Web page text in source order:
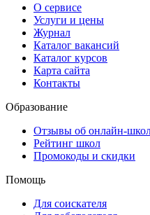
О сервисе
Услуги и цены
Журнал
Каталог вакансий
Каталог курсов
Карта сайта
Контакты
Образование
Отзывы об онлайн-
Рейтинг школ
Промокоды и скидки
Помощь
Для соискателя